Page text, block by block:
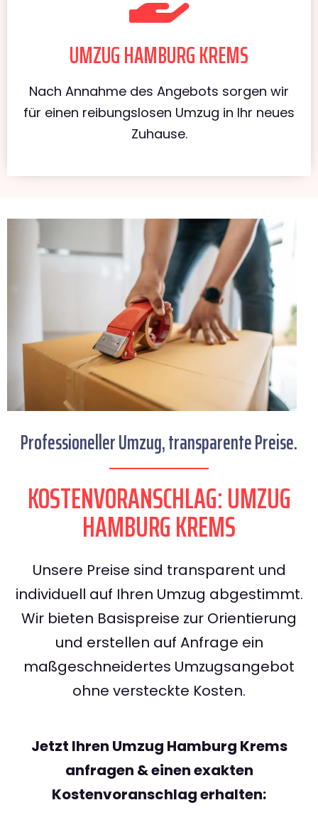
UMZUG HAMBURG KREMS
Nach Annahme des Angebots sorgen wir
für einen reibungslosen Umzug in Ihr neues
Zuhause.
Professioneller Umzug, transparente Preise.
KOSTENVORANSCHLAG: UMZUG
HAMBURG KREMS
Unsere Preise sind transparent und
individuell auf Ihren Umzug abgestimmt.
Wir bieten Basispreise zur Orientierung
und erstellen auf Anfrage ein
maßgeschneidertes Umzugsangebot
ohne versteckte Kosten.
Jetzt Ihren Umzug Hamburg Krems
anfragen & einen exakten
Kostenvoranschlag erhalten: